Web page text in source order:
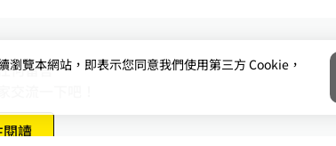
何留言
讀
覽本網站，即表示您同意我們使用第三方 Cookie，